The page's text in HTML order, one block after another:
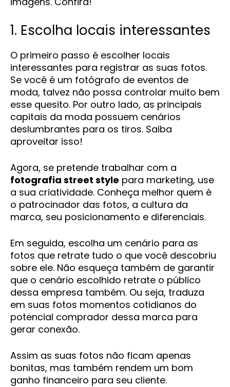
1. Escolha locais interessantes
O primeiro passo é escolher locais
interessantes para registrar as suas fotos.
Se você é um fotógrafo de eventos de
moda, talvez não possa controlar muito bem
esse quesito. Por outro lado, as principais
capitais da moda possuem cenários
deslumbrantes para os tiros. Saiba
aproveitar isso!
Agora, se pretende trabalhar com a
fotografia street style para marketing, use
a sua criatividade. Conheça melhor quem é
o patrocinador das fotos, a cultura da
marca, seu posicionamento e diferenciais.
Em seguida, escolha um cenário para as
fotos que retrate tudo o que você descobriu
sobre ele. Não esqueça também de garantir
que o cenário escolhido retrate o público
dessa empresa também. Ou seja, traduza
em suas fotos momentos cotidianos do
potencial comprador dessa marca para
gerar conexão.
Assim as suas fotos não ficam apenas
bonitas, mas também rendem um bom
ganho financeiro para seu cliente.